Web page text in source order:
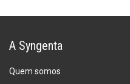
Asiática
Produtividade
A Syngenta
Quem somos